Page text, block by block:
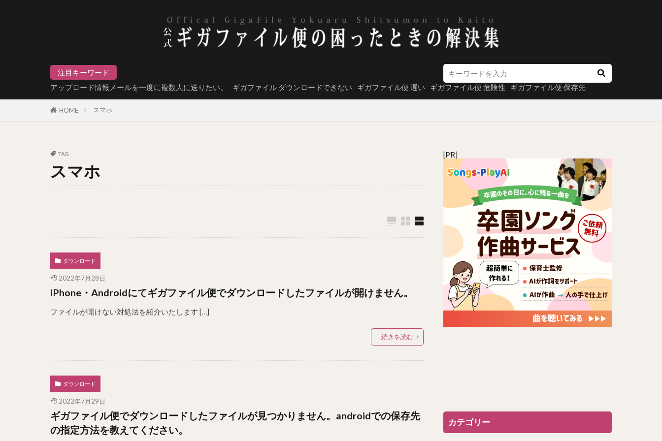
注目キーワード
アップロード情報メールを一度に複数人に送りたい。
ギガファイル ダウンロードできない ギガファイル便 遅い ギガファイル便 危険性 ギガファイル便 保存先
HOME スマホ
TAG
スマホ
ダウンロード
2022年7月28日
iPhone・Androidにてギガファイル便でダウンロードしたファイルが開けません。
ファイルが開けない対処法を紹介いたします […]
続きを読む
ダウンロード
2022年7月29日
ギガファイル便でダウンロードしたファイルが見つかりません。androidでの保存先
の指定方法を教えてください。
[PR]
カテゴリー